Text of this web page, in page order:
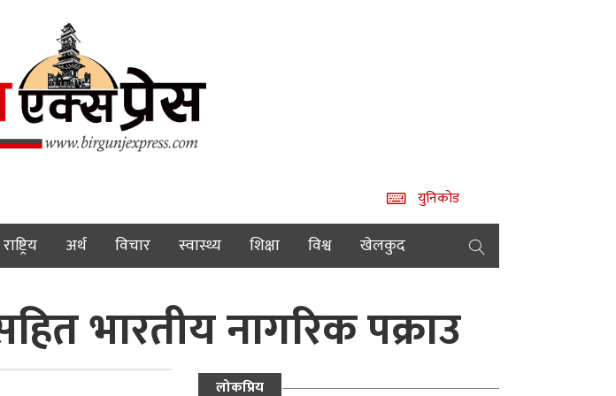
युनिकोड
राष्ट्रिय अर्थ विचार स्वास्थ्य शिक्षा विश्व खेलकुद
भारतीय नागरिक पक्राउ
लोकप्रिय